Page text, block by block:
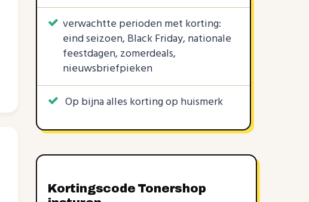
verwachtte perioden met korting:
eind seizoen, Black Friday, nationale
feestdagen, zomerdeals,
nieuwsbriefpieken
️ Op bijna alles korting op huismerk
Kortingscode Tonershop